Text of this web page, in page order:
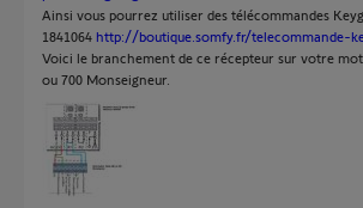
Ainsi vous pourrez utiliser des télécommandes
1841064 http://boutique.somfy.fr/telecommande-
Voici le branchement de ce récepteur sur votre
ou 700 Monseigneur.